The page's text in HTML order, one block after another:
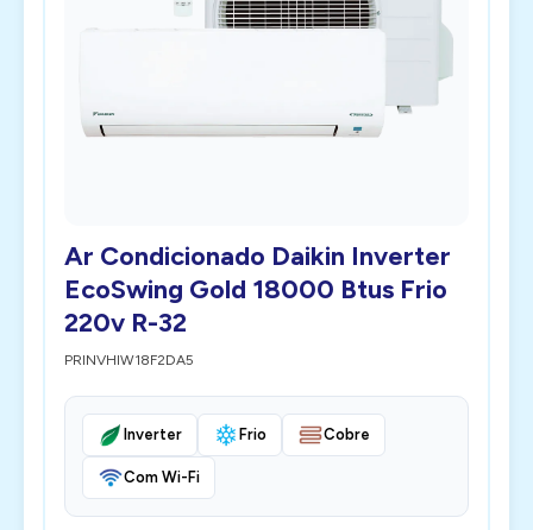
Ar Condicionado Daikin Inverter
EcoSwing Gold 18000 Btus Frio
220v R-32
PRINVHIW18F2DA5
Inverter Frio Cobre
Com Wi-Fi